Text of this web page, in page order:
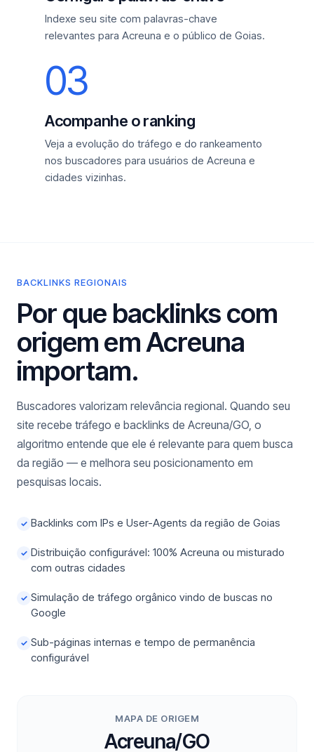
Indexe seu site com palavras-chave
relevantes para Acreuna e o público de Goias.
03
Acompanhe o ranking
Veja a evolução do tráfego e do rankeamento
nos buscadores para usuários de Acreuna e
cidades vizinhas.
BACKLINKS REGIONAIS
Por que backlinks com
origem em Acreuna
importam.
Buscadores valorizam relevância regional. Quando seu
site recebe tráfego e backlinks de Acreuna/GO, o
algoritmo entende que ele é relevante para quem busca
da região — e melhora seu posicionamento em
pesquisas locais.
✓ Backlinks com IPs e User-Agents da região de Goias
✓ Distribuição configurável: 100% Acreuna ou misturado
com outras cidades
✓ Simulação de tráfego orgânico vindo de buscas no
Google
✓ Sub-páginas internas e tempo de permanência
configurável
MAPA DE ORIGEM
Acreuna/GO